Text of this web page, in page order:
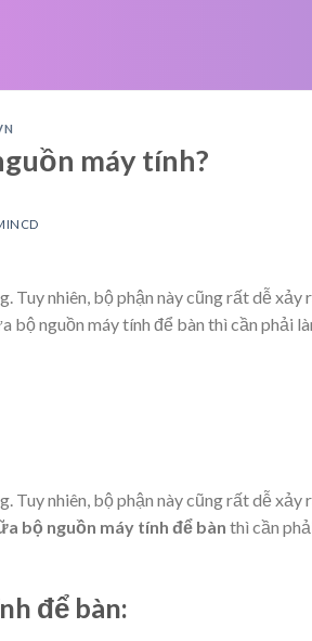
máy tính?
Tuy nhiên, bộ phận này cũng rất dễ xảy
nguồn máy tính để bàn thì cần phải
Tuy nhiên, bộ phận này cũng rất dễ xảy
bộ nguồn máy tính để bàn thì cần
để bàn: